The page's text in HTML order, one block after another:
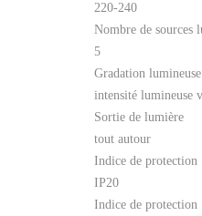
220-240
Nombre de sources
5
Gradation lumineuse
intensité lumineuse
Sortie de lumière
tout autour
Indice de protection
IP20
Indice de protection